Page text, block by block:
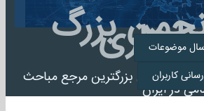
بزرگ
میلیتاری بزرگترین مرجع مباحث
در ایران
موضوعات
کاربران